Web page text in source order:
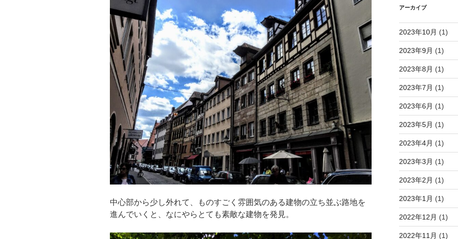
中心部から少し外れて、ものすごく雰囲気のある建物の立ち並ぶ路地を
進んでいくと、なにやらとても素敵な建物を発見。
アーカイブ
2023年10月 (1)
2023年9月 (1)
2023年8月 (1)
2023年7月 (1)
2023年6月 (1)
2023年5月 (1)
2023年4月 (1)
2023年3月 (1)
2023年2月 (1)
2023年1月 (1)
2022年12月 (1)
2022年11月 (1)